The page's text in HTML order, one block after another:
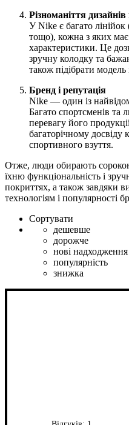
Різноманіття дизайнів
У Nike є багато
тощо), кожна з яких
характеристики. Це
зручну колодку та
також підібрати
Бренд і репутація
Nike — один із
Багато спортсменів та
перевагу його
багаторічному досвіду
спортивного взуття.
Отже, люди обирають
їхню функціональність і
покриттях, а також завдяки
технологіям і популярності
Сортувати
дешевше
дорожче
нові надходження
популярність
знижка